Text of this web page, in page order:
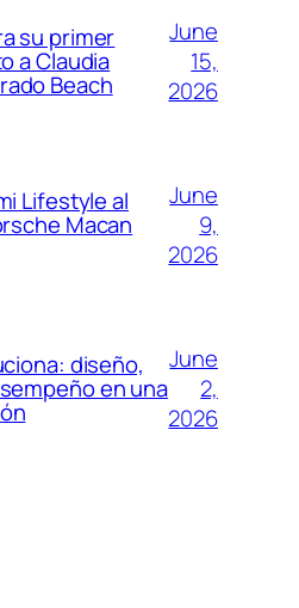
su primer
a Claudia
Beach
June
15,
2026
Lifestyle al
Macan
June
9,
2026
diseño,
en una
June
2,
2026